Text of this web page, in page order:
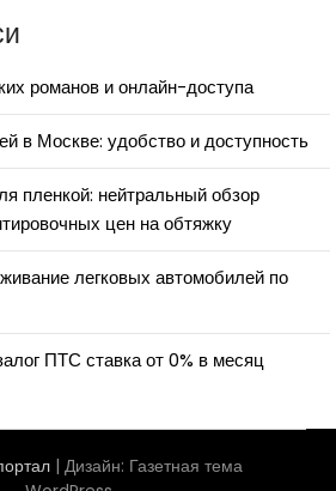
романов и онлайн-доступа
в Москве: удобство и доступность
пленкой: нейтральный обзор
цен на обтяжку
легковых автомобилей по
ПТС ставка от 0% в месяц
| Дизайн: Газетная тема